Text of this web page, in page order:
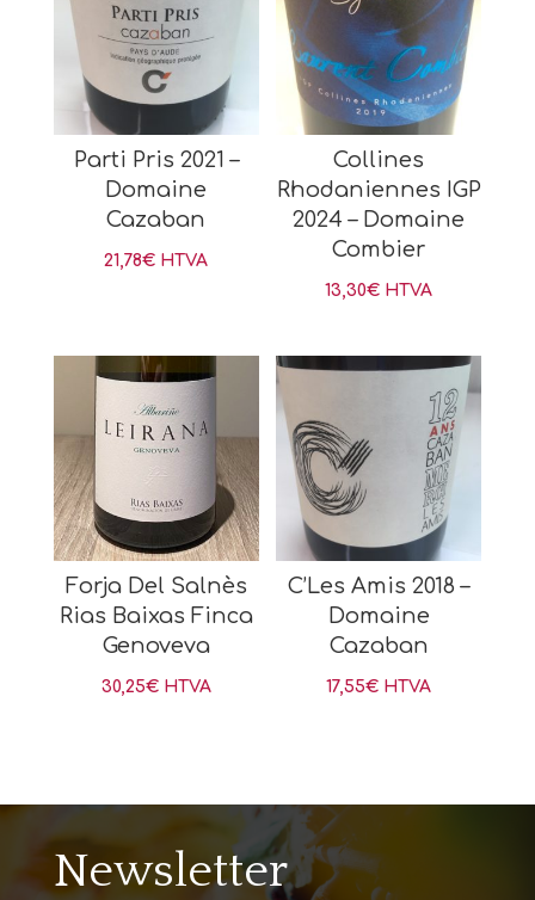
Parti Pris 2021 –
Domaine
Cazaban
21,78€ HTVA
Collines
Rhodaniennes IGP
2024 – Domaine
Combier
13,30€ HTVA
Forja Del Salnès
Rias Baixas Finca
Genoveva
30,25€ HTVA
C’Les Amis 2018 –
Domaine
Cazaban
17,55€ HTVA
Newsletter